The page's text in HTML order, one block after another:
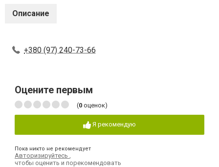
Описание
+380 (97) 240-73-66
Оцените первым
(0 оценок)
Я рекомендую
Пока никто не рекомендует
Авторизируйтесь
чтобы оценить и порекомендовать